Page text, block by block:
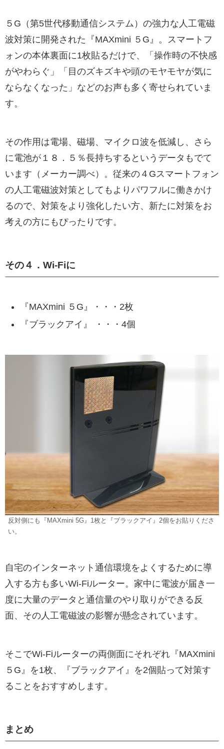
５G（第5世代移動通信システム）の強力な人工電磁
波対策に開発された『MAXmini ５G』。スマートフ
ォンの本体裏面に1枚貼るだけで、「操作時の不快感
がやわらぐ」「目のズキズキや頭のモヤモヤが気に
ならなくなった」などのお声も多く寄せられていま
す。
その作用は電場、磁場、マイクロ波を低減し、さら
に電池が１８．５％長持ちするというデータもでて
います（メーカー調べ）。従来の４Gスマートフォン
の人工電磁波対策としてもよりパワフルに働きかけ
るので、対策をより強化したい方、新たに対策をお
考えの方にもぴったりです。
その４．Wi-Fiに
『MAXmini ５G』・・・2枚
『ブラックアイ』 ・・・4個
反対側にも『MAXmini 5G』1枚と『ブラックアイ』2個をお貼りくださ
い。
自宅のインターネット通信環境をよくするために導
入する方も多いWi-Fiルーター。家中に電波が届き一
度に大量のデータと通信量のやり取りができる反
面、その人工電磁波の影響が懸念されています。
そこでWi-Fiルーターの両側面にそれぞれ『MAXmini
５G』を1枚、『ブラックアイ』を2個貼って対策す
ることをおすすめします。
まとめ